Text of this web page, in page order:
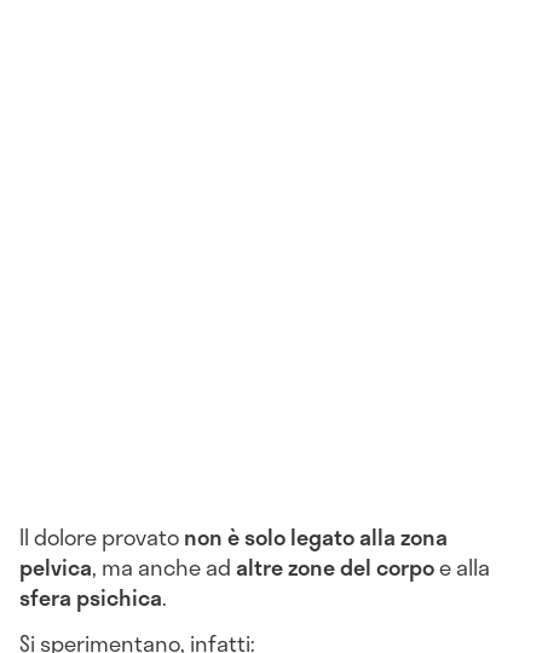
Il dolore provatonon è solo legato alla zona
pelvica, ma anche adaltre zone del corpoe alla
sfera psichica.
Si sperimentano, infatti: